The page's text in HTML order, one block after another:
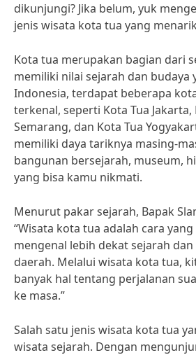
dikunjungi? Jika belum, yuk
jenis wisata kota tua yang
Kota tua merupakan bagian dari
memiliki nilai sejarah dan budaya
Indonesia, terdapat beberapa
terkenal, seperti Kota Tua Jakarta,
Semarang, dan Kota Tua
memiliki daya tariknya masing-
bangunan bersejarah, museum,
yang bisa kamu nikmati.
Menurut pakar sejarah, Bapak
“Wisata kota tua adalah cara
mengenal lebih dekat sejarah
daerah. Melalui wisata kota tua,
banyak hal tentang perjalanan
ke masa.”
Salah satu jenis wisata kota tua
wisata sejarah. Dengan